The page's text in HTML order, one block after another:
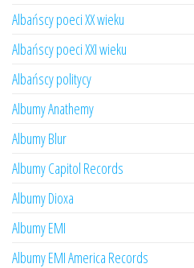
Albańscy poeci XX wieku
Albańscy poeci XXI wieku
Albańscy politycy
Albumy Anathemy
Albumy Blur
Albumy Capitol Records
Albumy Dioxa
Albumy EMI
Albumy EMI America Records